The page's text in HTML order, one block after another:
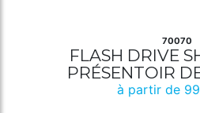
70070
FLASH DRIVE
PRÉSENTOIR
à partir de